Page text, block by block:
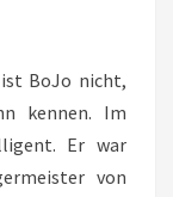
BoJo nicht,
kennen. Im
Er war
von